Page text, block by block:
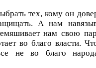
тех, кому он
А нам
нам свою
во благо власти.
не во благо